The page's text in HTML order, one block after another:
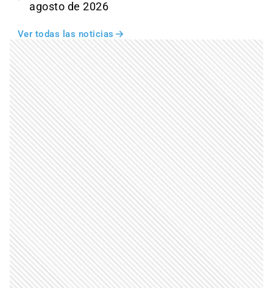
agosto de 2026
Ver todas las noticias